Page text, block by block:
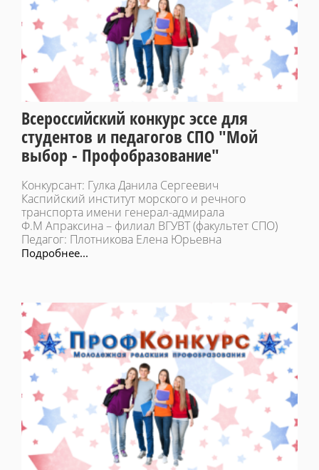
Всероссийский конкурс эссе для
студентов и педагогов СПО "Мой
выбор - Профобразование"
Конкурсант: Гулка Данила Сергеевич
Каспийский институт морского и речного
транспорта имени генерал-адмирала
Ф.М Апраксина – филиал ВГУВТ (факультет СПО)
Педагог: Плотникова Елена Юрьевна
Подробнее...